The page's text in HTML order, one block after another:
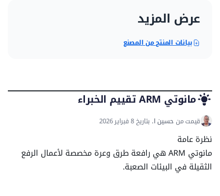
سعة الوقود
عرض المزيد
بيانات المنتج من المصنع
مانوتي ARM تقييم الخبراء
قيمت من حسين ا. بتاريخ 8 فبراير 2026
نظرة عامة
مانوتي ARM هي رافعة طرق وعرة مخصصة لأعمال الرفع
الثقيلة في البيئات الصعبة.